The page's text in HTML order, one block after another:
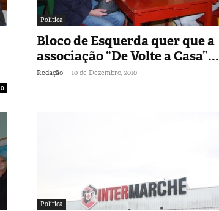
0
Política
Bloco de Esquerda quer que a
associação “De Volte a Casa”...
Redação - 10 de Dezembro, 2010
Política